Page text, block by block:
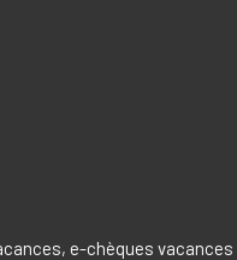
e-chèques vacances